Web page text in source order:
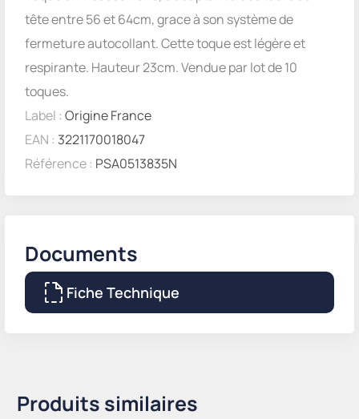
tête entre 56 et 64cm, grace à son système de
fermeture autocollant. Cette toque est légère et
respirante. Hauteur 23cm. Vendue par lot de 10
toques.
Label : Origine France
EAN : 3221170018047
Référence : PSA0513835N
Documents
Fiche Technique
Produits similaires